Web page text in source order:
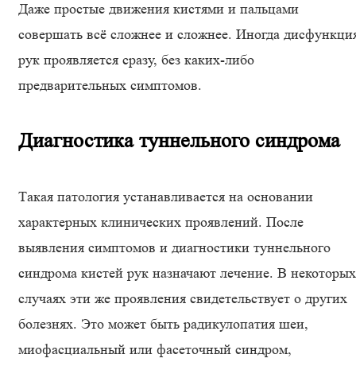
Даже простые движения кистями и пальцами
совершать всё сложнее и сложнее. Иногда
рук проявляется сразу, без каких-либо
предварительных симптомов.
Диагностика туннельного синдрома
Такая патология устанавливается на основании
характерных клинических проявлений. После
выявления симптомов и диагностики туннельного
синдрома кистей рук назначают лечение. В некоторых
случаях эти же проявления свидетельствует о других
болезнях. Это может быть радикулопатия шеи,
миофасциальный или фасеточный синдром,